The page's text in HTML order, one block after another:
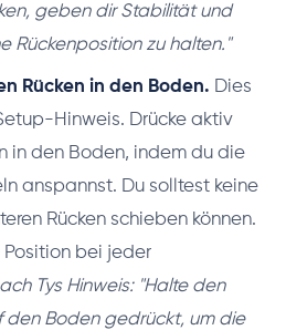
geben dir Stabilität und
Rückenposition zu halten."
Rücken in den Boden. Dies
Hinweis. Drücke aktiv
in den Boden, indem du die
anspannst. Du solltest keine
Rücken schieben können.
bei jeder
Tys Hinweis: "Halte den
den Boden gedrückt, um die